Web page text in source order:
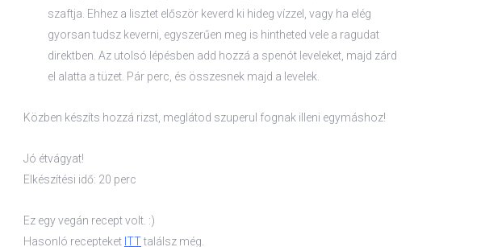
szaftja. Ehhez a lisztet először keverd ki hideg vízzel, vagy ha elég
gyorsan tudsz keverni, egyszerűen meg is hintheted vele a ragudat
direktben. Az utolsó lépésben add hozzá a spenót leveleket, majd zárd
el alatta a tüzet. Pár perc, és összesnek majd a levelek.
Közben készíts hozzá rizst, meglátod szuperul fognak illeni egymáshoz!
Jó étvágyat!
Elkészítési idő: 20 perc
Ez egy vegán recept volt. :)
Hasonló recepteket ITTtalálsz még.